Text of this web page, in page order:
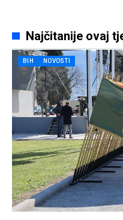
Najčitanije ovaj
BIH NOVOSTI